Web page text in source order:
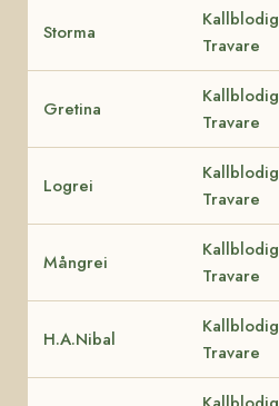
Storma
Kallblodig
Travare
Gretina
Kallblodig
Travare
Logrei
Kallblodig
Travare
Mångrei
Kallblodig
Travare
H.A.Nibal
Kallblodig
Travare